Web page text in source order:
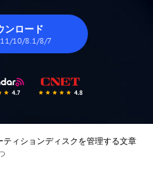
ンロード
11/10/8.1/8/7
ティションディスクを管理する文章